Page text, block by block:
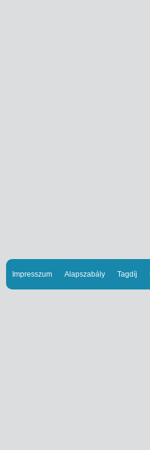
Impresszum Alapszabály Tagdíj